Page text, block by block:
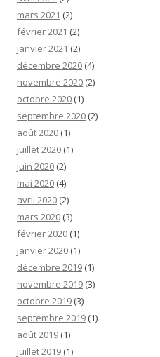
mars 2021 (2)
février 2021 (2)
janvier 2021 (2)
décembre 2020 (4)
novembre 2020 (2)
octobre 2020 (1)
septembre 2020 (2)
août 2020 (1)
juillet 2020 (1)
juin 2020 (2)
mai 2020 (4)
avril 2020 (2)
mars 2020 (3)
février 2020 (1)
janvier 2020 (1)
décembre 2019 (1)
novembre 2019 (3)
octobre 2019 (3)
septembre 2019 (1)
août 2019 (1)
juillet 2019 (1)